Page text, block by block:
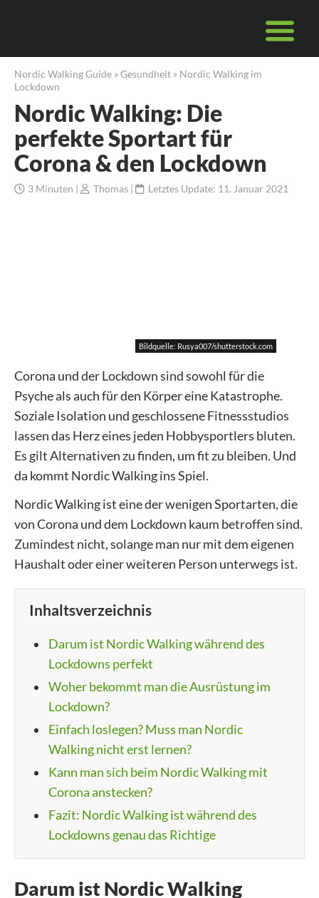
Nordic Walking Guide »Gesundheit » Nordic Walking im
Lockdown
Nordic Walking: Die
perfekte Sportart für
Corona & den Lockdown
3 Minuten | Thomas | Letztes Update: 11. Januar 2021
Bildquelle: Rusya007/shutterstock.com
Corona und der Lockdown sind sowohl für die
Psyche als auch für den Körper eine Katastrophe.
Soziale Isolation und geschlossene Fitnessstudios
lassen das Herz eines jeden Hobbysportlers bluten.
Es gilt Alternativen zu finden, um fit zu bleiben. Und
da kommt Nordic Walking ins Spiel.
Nordic Walking ist eine der wenigen Sportarten, die
von Corona und dem Lockdown kaum betroffen sind.
Zumindest nicht, solange man nur mit dem eigenen
Haushalt oder einer weiteren Person unterwegs ist.
Inhaltsverzeichnis
Darum ist Nordic Walking während des
Lockdowns perfekt
Woher bekommt man die Ausrüstung im
Lockdown?
Einfach loslegen? Muss man Nordic
Walking nicht erst lernen?
Kann man sich beim Nordic Walking mit
Corona anstecken?
Fazit: Nordic Walking ist während des
Lockdowns genau das Richtige
Darum ist Nordic Walking